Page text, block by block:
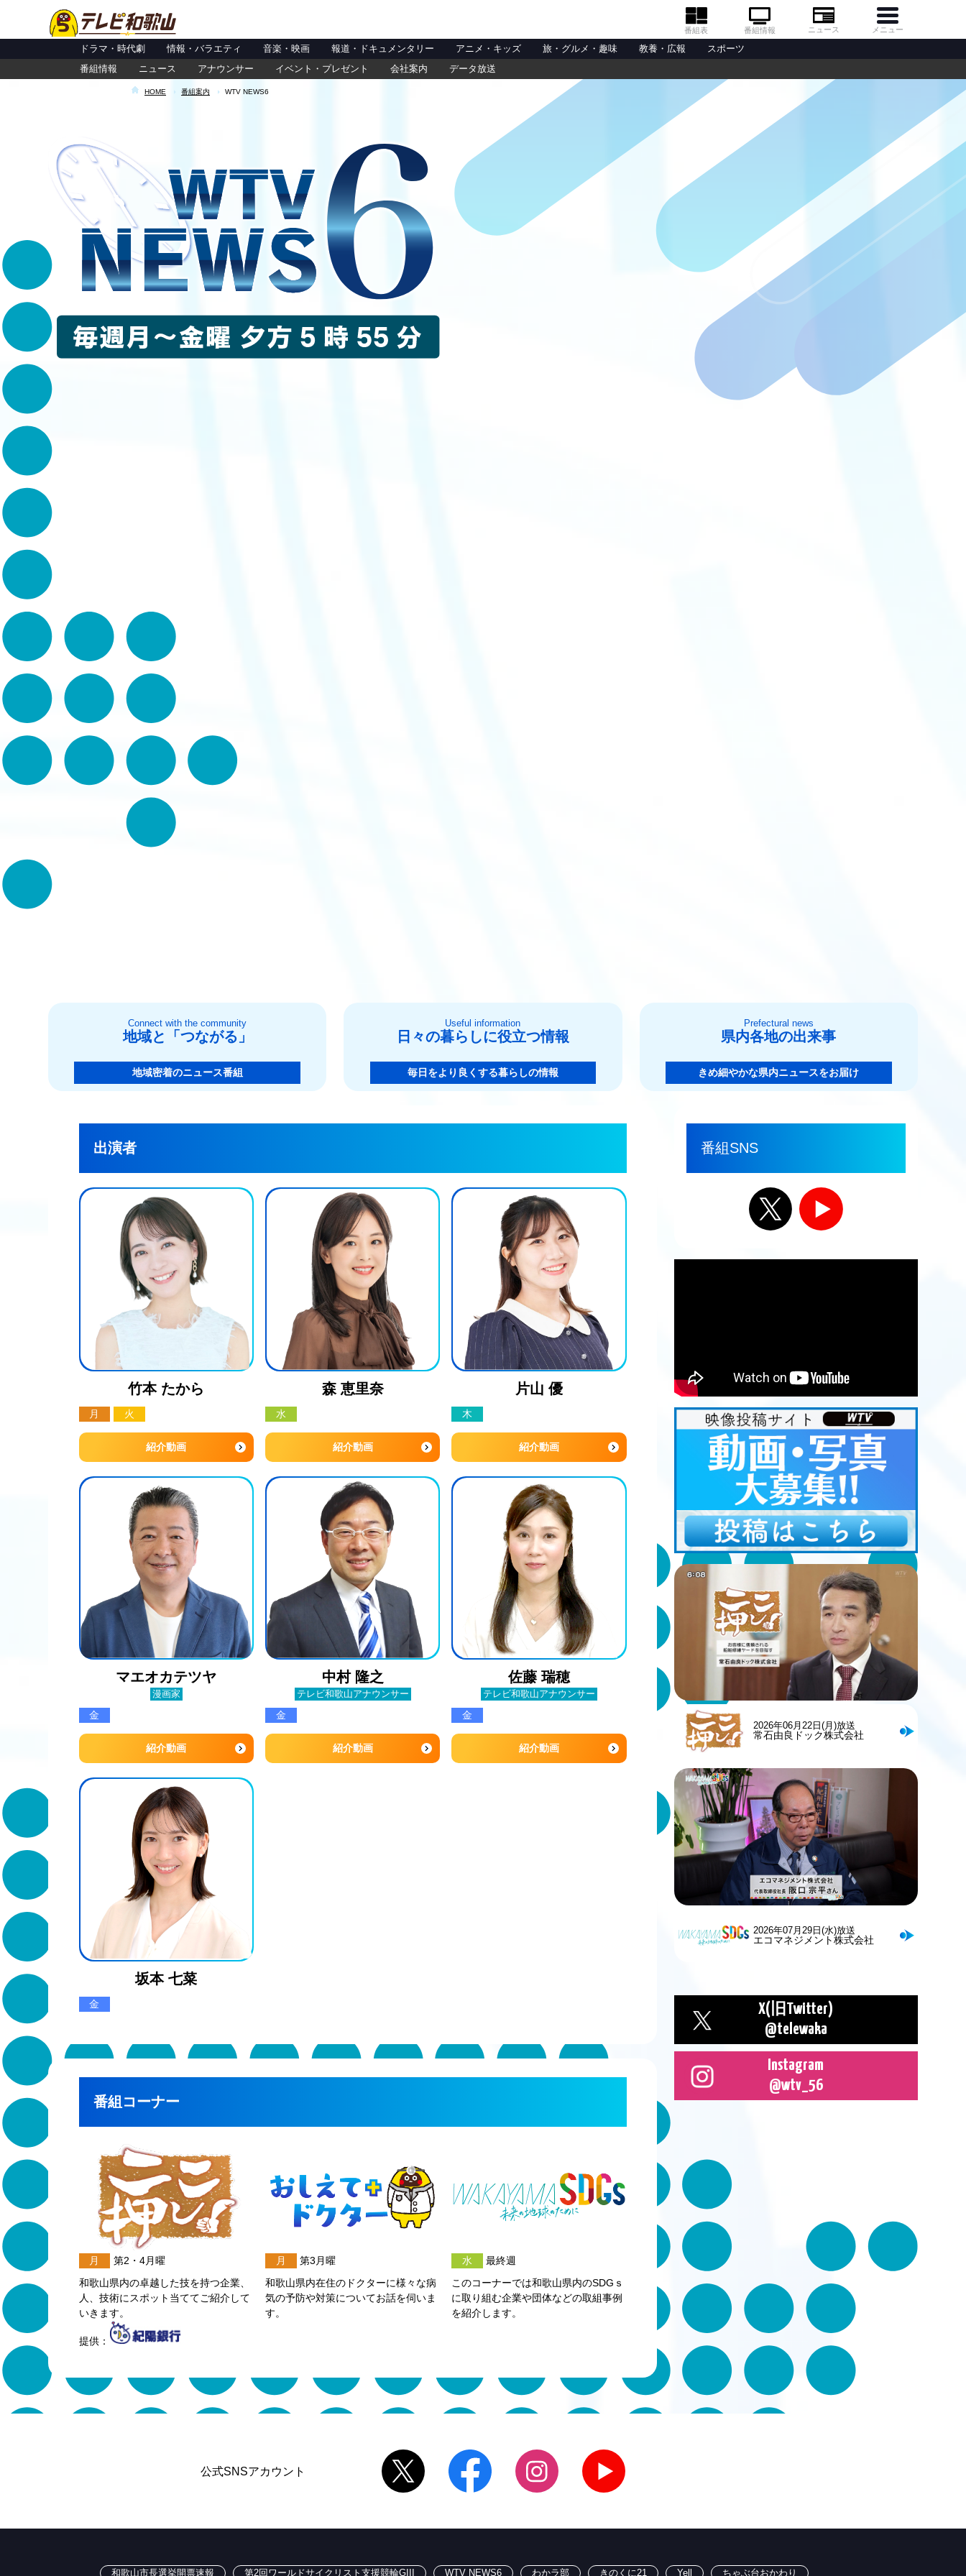
番組表 番組情報 ニュース メニュー
ドラマ・時代劇 情報・バラエティ 音楽・映画 報道・ドキュメンタリー アニメ・キッズ 旅・グルメ・趣味 教養・広報
スポーツ
番組情報
ニュース アナウンサー イベント・プレゼント 会社案内 データ放送
HOME 番組案内 WTV NEWS6
Connect with the community
地域と「つながる」
地域密着のニュース番組
Useful information
日々の暮らしに役立つ情報
毎日をより良くする暮らしの情報
Prefectural news
県内各地の出来事
きめ細やかな県内ニュースをお届け
出演者
竹本 たから
月 火
紹介動画
森 恵里奈
水
紹介動画
片山 優
木
紹介動画
マエオカテツヤ
漫画家
金
紹介動画
中村 隆之
テレビ和歌山アナウンサー
金
紹介動画
佐藤 瑞穂
テレビ和歌山アナウンサー
金
紹介動画
坂本 七菜
金
番組コーナー
月
第2・4月曜
和歌山県内の卓越した技を持つ企業、
人、技術にスポット当ててご紹介して
いきます。
提供：
月
第3月曜
和歌山県内在住のドクターに様々な病
気の予防や対策についてお話を伺いま
す。
水
最終週
このコーナーでは和歌山県内のSDGｓ
に取り組む企業や団体などの取組事例
を紹介します。
番組SNS
2026年06月22日(月)放送
常石由良ドック株式会社
2026年07月29日(水)放送
エコマネジメント株式会社
X( 旧 Twitter)
@telewaka
Instagram
@wtv_56
公式SNSアカウント
和歌山市長選挙開票速報 第2回ワールドサイクリスト支援競輪GIII WTV NEWS6 わかラ部 きのくに21 Yell ちゃぶ台おかわり